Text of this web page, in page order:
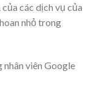
các dịch vụ của
nhỏ trong
viên Google